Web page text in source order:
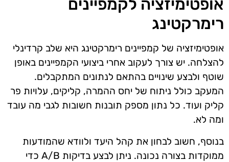
אופטימיזציה לקמפיינים
רימרקטינג
אופטימיזציה של קמפיינים רימרקטינג היא שלב קרדינלי
להצלחה. יש צורך לעקוב אחרי ביצועי הקמפיינים באופן
שוטף ולבצע שינויים בהתאם לנתונים המתקבלים.
המעקב כולל ניתוח של יחס ההמרה, קליקים, עלויות פר
קליק ועוד. כל נתון מספק תובנות חשובות לגבי מה עובד
ומה לא.
בנוסף, חשוב לבחון את קהל היעד ולוודא שהמודעות
ממוקדות בצורה נכונה. ניתן לבצע בדיקות A/B כדי